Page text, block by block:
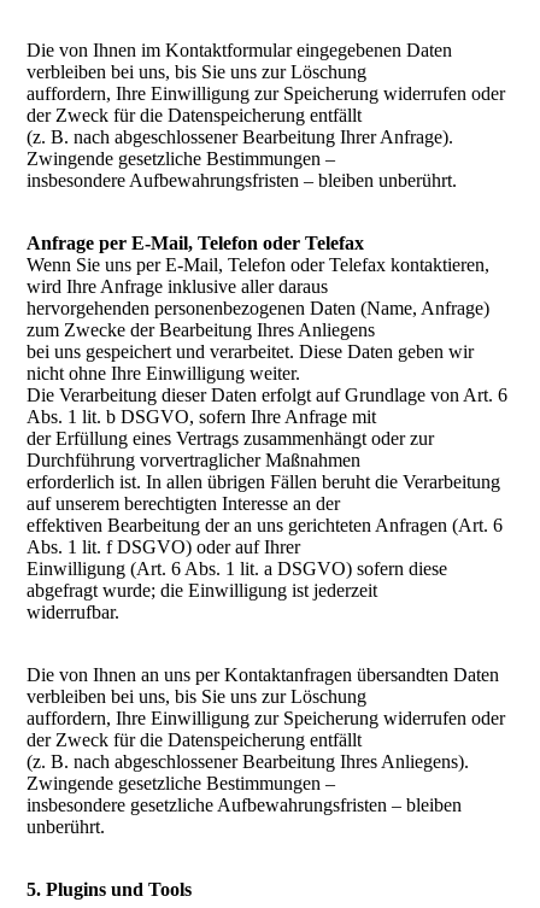
Die von Ihnen im Kontaktformular eingegebenen Daten
verbleiben bei uns, bis Sie uns zur Löschung
auffordern, Ihre Einwilligung zur Speicherung widerrufen oder
der Zweck für die Datenspeicherung entfällt
(z. B. nach abgeschlossener Bearbeitung Ihrer Anfrage).
Zwingende gesetzliche Bestimmungen –
insbesondere Aufbewahrungsfristen – bleiben unberührt.
Anfrage per E-Mail, Telefon oder Telefax
Wenn Sie uns per E-Mail, Telefon oder Telefax kontaktieren,
wird Ihre Anfrage inklusive aller daraus
hervorgehenden personenbezogenen Daten (Name, Anfrage)
zum Zwecke der Bearbeitung Ihres Anliegens
bei uns gespeichert und verarbeitet. Diese Daten geben wir
nicht ohne Ihre Einwilligung weiter.
Die Verarbeitung dieser Daten erfolgt auf Grundlage von Art. 6
Abs. 1 lit. b DSGVO, sofern Ihre Anfrage mit
der Erfüllung eines Vertrags zusammenhängt oder zur
Durchführung vorvertraglicher Maßnahmen
erforderlich ist. In allen übrigen Fällen beruht die Verarbeitung
auf unserem berechtigten Interesse an der
effektiven Bearbeitung der an uns gerichteten Anfragen (Art. 6
Abs. 1 lit. f DSGVO) oder auf Ihrer
Einwilligung (Art. 6 Abs. 1 lit. a DSGVO) sofern diese
abgefragt wurde; die Einwilligung ist jederzeit
widerrufbar.
Die von Ihnen an uns per Kontaktanfragen übersandten Daten
verbleiben bei uns, bis Sie uns zur Löschung
auffordern, Ihre Einwilligung zur Speicherung widerrufen oder
der Zweck für die Datenspeicherung entfällt
(z. B. nach abgeschlossener Bearbeitung Ihres Anliegens).
Zwingende gesetzliche Bestimmungen –
insbesondere gesetzliche Aufbewahrungsfristen – bleiben
unberührt.
5. Plugins und Tools